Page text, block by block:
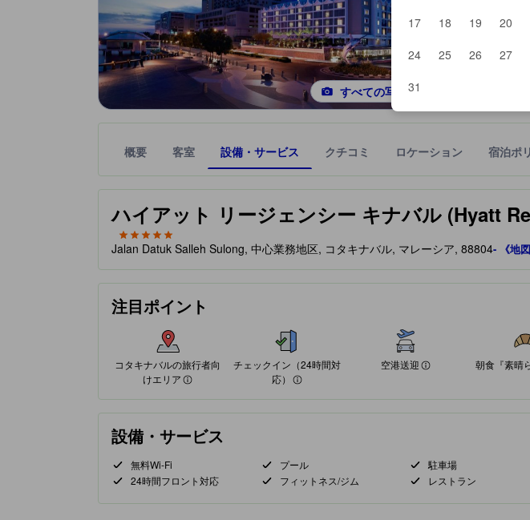
17
18 19 20
24
25 26 27
31
すべての写真を見る
概要 客室 設備・サービス クチコミ ロケーション 宿泊ポ
ハイアット リージェンシー キナバル (Hyatt
星評価、最高5の内5
tooltip
星評価は、提携サイトから受け取った情報であり、宿泊施設に備わっていると予測
Jalan Datuk Salleh Sulong, 中心業務地区, コタキナバル, マレーシア, 88804- 《地
注目ポイント
コタキナバルの旅行者向
けエリア
コタキナバルの旅行者向けエリア
旅慣れたユーザー御用達のエリアです。このエリアにある宿泊施設は、高いロケー
"道を挟んですぐに海があり、すぐ隣にモールもあります。徒歩圏内にナイトマーケ
"早朝着のフライトで7時前に到着し、荷物を預けられてチェックインが12時からで
"位置がとっても良く、部屋も広く綺麗でよかったです。"
チェックイン（24時間対
応）
チェックイン（24時間対応）
74%が好評価
空港送迎
空港送迎
100%が好評価
朝食『素晴
朝食『素晴らしい』
多くの宿泊したユーザーが、この施設の朝食を絶賛しています
"モーニングはマレーシアならではの料理が種類多く楽しめました。"
"そして何より２歳児連れで大変な中、ラウンジで朝食、夕食、軽食が食べれることが
"Nice breakfast."
眺望『素晴らしい』
多くの宿泊したユーザーが、この施設の眺望を絶賛しています
"そしてオーシャンビューでガヤ島も見えとても綺麗でした！！"
"ロケーションと部屋からの眺めが最高"
設備・サービス
無料Wi-Fi プール 駐車場
24時間フロント対応
フィットネス/ジム レストラン